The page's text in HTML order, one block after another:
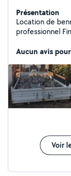
Présentation
Location de benne 3 à
professionnel Fin de travaux/fermeture
Gravât/terre/
Aucun avis
Voir